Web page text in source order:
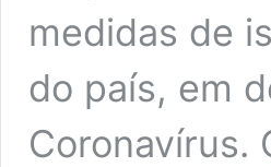
medidas de
do país, em
Coronavírus.